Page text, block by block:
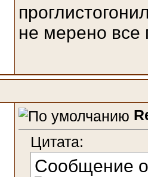
не мерено все
Цитата:
Сообщение